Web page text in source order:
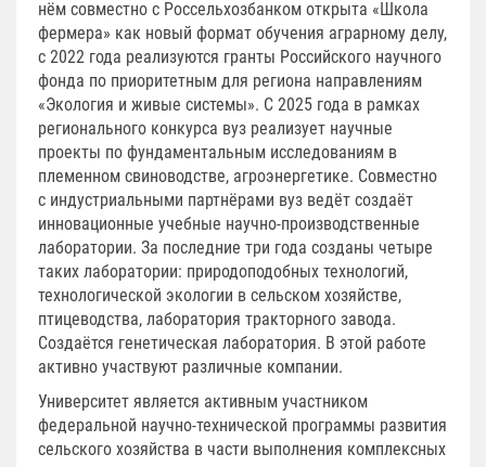
нём совместно с Россельхозбанком открыта «Школа
фермера» как новый формат обучения аграрному делу,
с 2022 года реализуются гранты Российского научного
фонда по приоритетным для региона направлениям
«Экология и живые системы». С 2025 года в рамках
регионального конкурса вуз реализует научные
проекты по фундаментальным исследованиям в
племенном свиноводстве, агроэнергетике. Совместно
с индустриальными партнёрами вуз ведёт создаёт
инновационные учебные научно-производственные
лаборатории. За последние три года созданы четыре
таких лаборатории: природоподобных технологий,
технологической экологии в сельском хозяйстве,
птицеводства, лаборатория тракторного завода.
Создаётся генетическая лаборатория. В этой работе
активно участвуют различные компании.
Университет является активным участником
федеральной научно-технической программы развития
сельского хозяйства в части выполнения комплексных